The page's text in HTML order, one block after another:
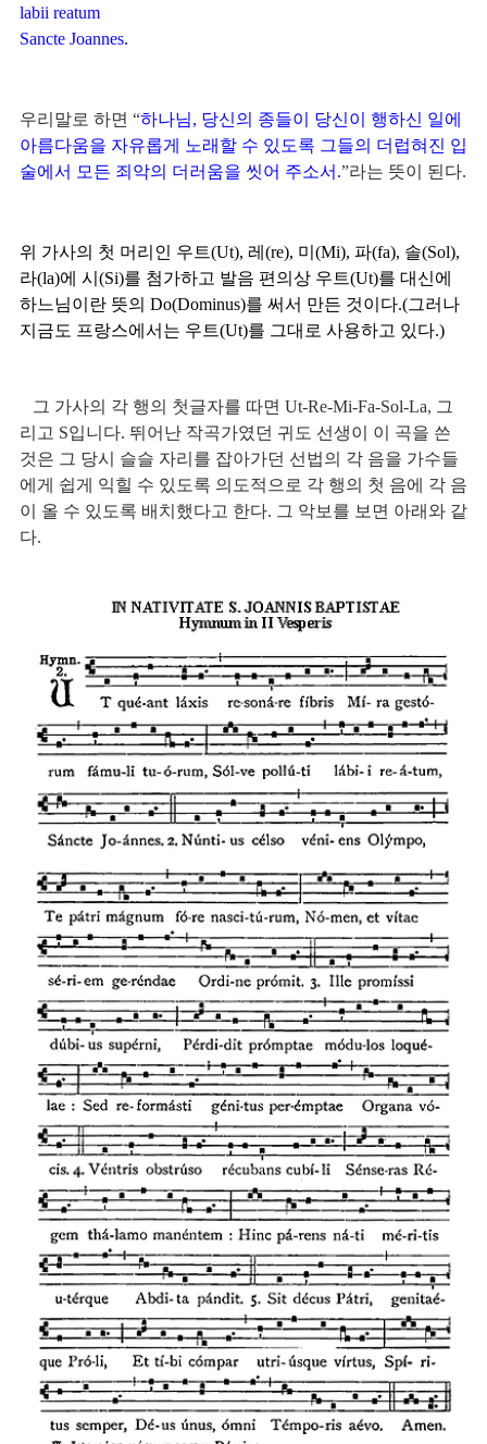
labii reatum
Sancte Joannes.
우리말로 하면 “하나님, 당신의 종들이 당신이 행하신 일에
아름다움을 자유롭게 노래할 수 있도록 그들의 더럽혀진 입
술에서 모든 죄악의 더러움을 씻어 주소서.”라는 뜻이 된다.
위 가사의 첫 머리인 우트(Ut), 레(re), 미(Mi), 파(fa), 솔(Sol),
라(la)에 시(Si)를 첨가하고 발음 편의상 우트(Ut)를 대신에
하느님이란 뜻의 Do(Dominus)를 써서 만든 것이다.(그러나
지금도 프랑스에서는 우트(Ut)를 그대로 사용하고 있다.)
리고 S입니다. 뛰어난 작곡가였던 귀도 선생이 이 곡을 쓴
것은 그 당시 슬슬 자리를 잡아가던 선법의 각 음을 가수들
에게 쉽게 익힐 수 있도록 의도적으로 각 행의 첫 음에 각 음
이 올 수 있도록 배치했다고 한다. 그 악보를 보면 아래와 같
다.